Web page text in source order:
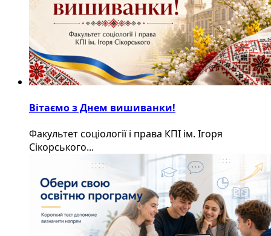
Вітаємо з Днем вишиванки!
Факультет соціології і права КПІ ім. Ігоря
Сікорського...